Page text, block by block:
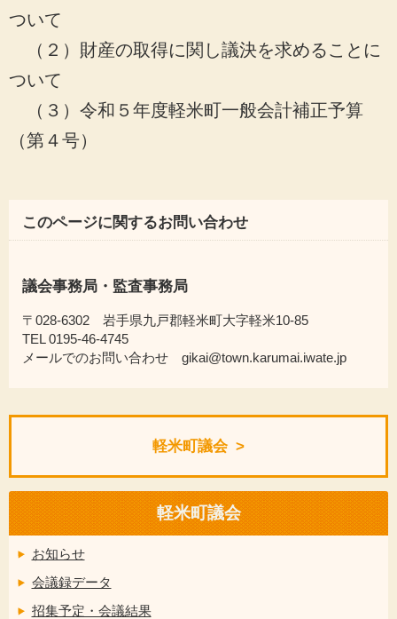
ついて
（２）財産の取得に関し議決を求めることに
ついて
（３）令和５年度軽米町一般会計補正予算
（第４号）
このページに関するお問い合わせ
議会事務局・監査事務局
〒028-6302 岩手県九戸郡軽米町大字軽米10-85
TEL 0195-46-4745
メールでのお問い合わせ gikai@town.karumai.iwate.jp
軽米町議会
軽米町議会
お知らせ
会議録データ
招集予定・会議結果